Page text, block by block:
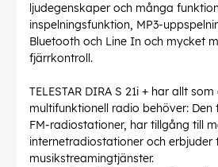
ljudegenskaper och många
inspelningsfunktion, MP3-
Bluetooth och Line In och mycket
fjärrkontroll.
TELESTAR DIRA S 21i + har allt
multifunktionell radio behöver: Den
FM-radiostationer, har tillgång till
internetradiostationer och erbjuder
musikstreamingtjänster.